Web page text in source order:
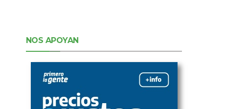
NOS APOYAN